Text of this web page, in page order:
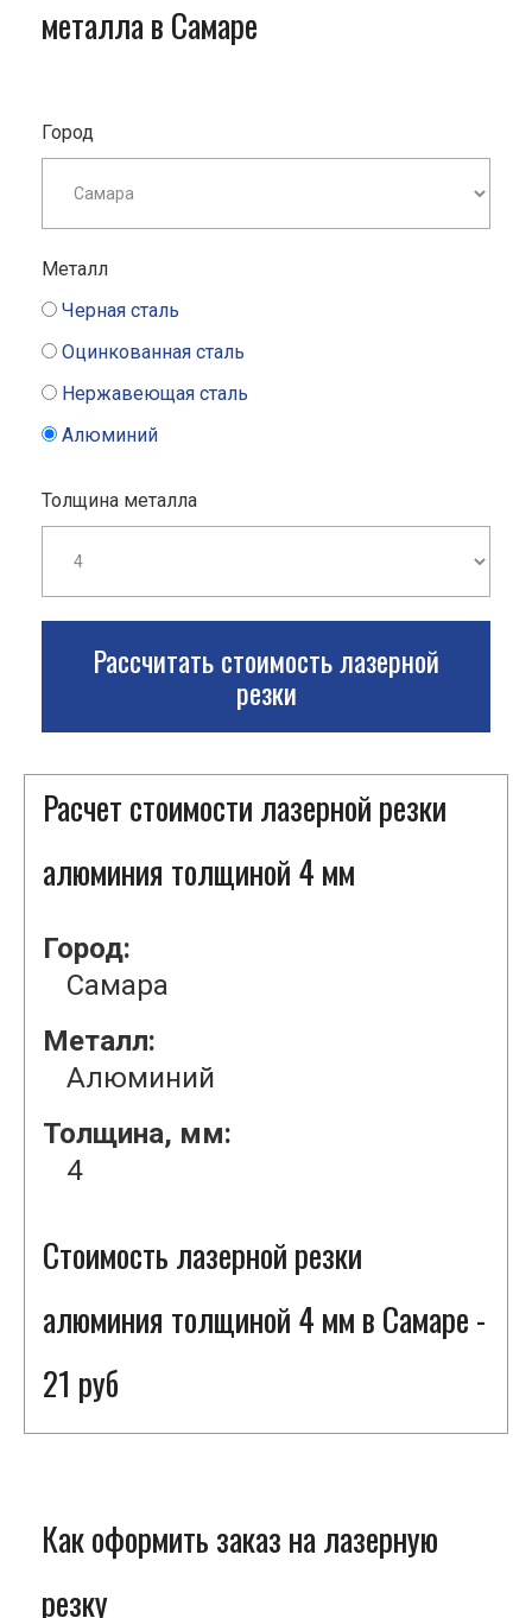
металла в Самаре
Город
Металл
Черная сталь
Оцинкованная сталь
Нержавеющая сталь
Алюминий
Толщина металла
Рассчитать стоимость лазерной
резки
Расчет стоимости лазерной резки
алюминия толщиной 4 мм
Город:
Самара
Металл:
Алюминий
Толщина, мм:
4
Стоимость лазерной резки
алюминия толщиной 4 мм в Самаре -
21 руб
Как оформить заказ на лазерную
резку